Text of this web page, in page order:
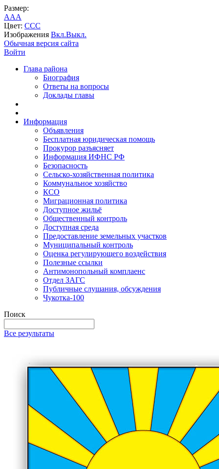
Размер:
AAA
Цвет: CCC
Изображения Вкл.Выкл.
Обычная версия сайта
Войти
Глава района
Биография
Ответы на вопросы
Доклады главы
Информация
Объявления
Бесплатная юридическая помощь
Прокурор разъясняет
Информация ИФНС РФ
Безопасность
Сельско-хозяйственная политика
Коммунальное хозяйство
КСО
Миграционная политика
Доступное жильё
Общественный контроль
Доступная среда
Предоставление земельных участков
Муниципальный контроль
Оценка регулирующего воздействия
Полезные ссылки
Антимонопольный комплаенс
Отдел ЗАГС
Публичные слушания, обсуждения
Чукотка-100
Поиск
Все результаты